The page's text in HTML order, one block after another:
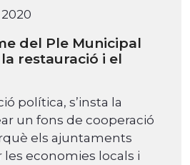
del Ple Municipal
restauració i el
política, s’insta la
un fons de cooperació
els ajuntaments
economies locals i